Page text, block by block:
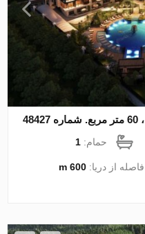
حمام:1
فاصله از دریا:600 m